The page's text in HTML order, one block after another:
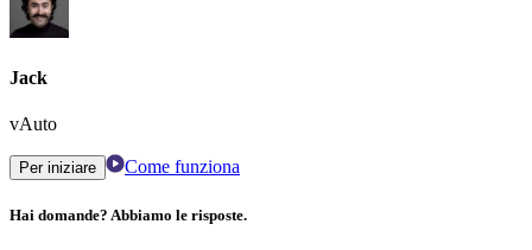
Jack
vAuto
Per iniziare Come funziona
Hai domande? Abbiamo le risposte.